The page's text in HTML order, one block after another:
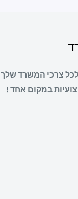
צרכי המשרד שלך
במקום אחד !